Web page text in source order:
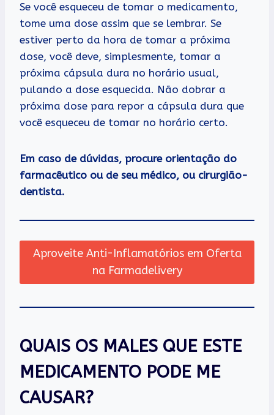
Se você esqueceu de tomar o medicamento,
tome uma dose assim que se lembrar. Se
estiver perto da hora de tomar a próxima
dose, você deve, simplesmente, tomar a
próxima cápsula dura no horário usual,
pulando a dose esquecida. Não dobrar a
próxima dose para repor a cápsula dura que
você esqueceu de tomar no horário certo.
Em caso de dúvidas, procure orientação do
farmacêutico ou de seu médico, ou cirurgião-
dentista.
Aproveite Anti-Inflamatórios em Oferta
na Farmadelivery
QUAIS OS MALES QUE ESTE
MEDICAMENTO PODE ME
CAUSAR?